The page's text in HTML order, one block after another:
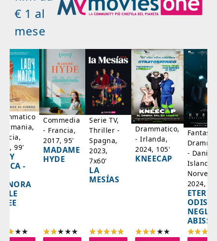
€ 1 al
mese
99'
-
Commedia
- Francia,
2017, 95'
MADAME
HYDE
Serie TV,
Thriller -
Spagna,
2023,
7x60'
LA
MESÍAS
Drammatico,
- Irlanda,
2024, 105'
KNEECAP
-
Islanda,
2024,
NEGLI
ABISSI